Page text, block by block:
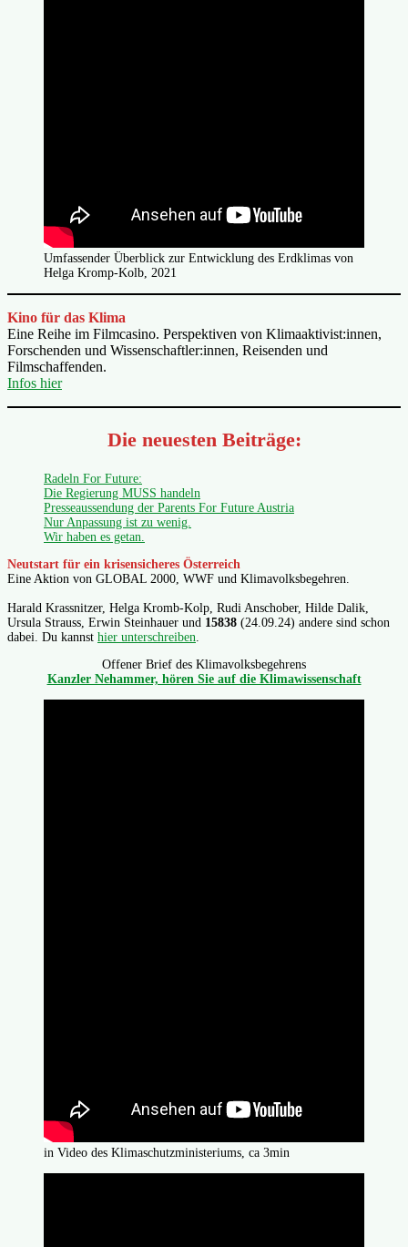
Umfassender Überblick zur Entwicklung des Erdklimas von
Helga Kromp-Kolb, 2021
Kino für das Klima
Eine Reihe im Filmcasino. Perspektiven von Klimaaktivist:innen,
Forschenden und Wissenschaftler:innen, Reisenden und
Filmschaffenden.
Infos hier
Die neuesten Beiträge:
Radeln For Future:
Die Regierung MUSS handeln
Presseaussendung der Parents For Future Austria
Nur Anpassung ist zu wenig.
Wir haben es getan.
Neutstart für ein krisensicheres Österreich
Eine Aktion von GLOBAL 2000, WWF und Klimavolksbegehren.
Harald Krassnitzer, Helga Kromb-Kolp, Rudi Anschober, Hilde Dalik,
Ursula Strauss, Erwin Steinhauer und 15838 (24.09.24) andere sind schon
dabei. Du kannst hier unterschreiben
Offener Brief des Klimavolksbegehrens
Kanzler Nehammer, hören Sie auf die Klimawissenschaft
in Video des Klimaschutzministeriums, ca 3min